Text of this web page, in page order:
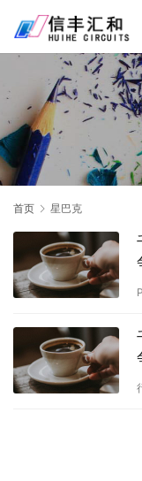
首页 星巴克